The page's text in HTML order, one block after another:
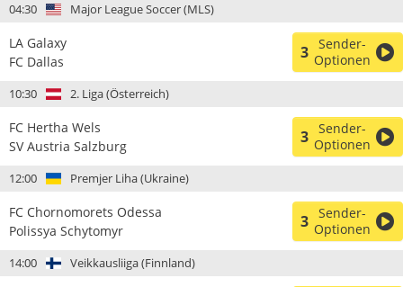
04:30 Major League Soccer (MLS)
LA Galaxy
FC Dallas
3 Sender-
Optionen
10:30 2. Liga (Österreich)
FC Hertha Wels
SV Austria Salzburg
3 Sender-
Optionen
12:00 Premjer Liha (Ukraine)
FC Chornomorets Odessa
Polissya Schytomyr
3 Sender-
Optionen
14:00 Veikkausliiga (Finnland)